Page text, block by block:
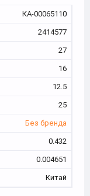
КА-00065110
2414577
27
16
12.5
25
Без бренда
0.432
0.004651
Китай